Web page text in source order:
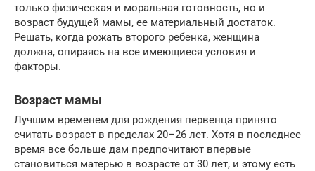
только физическая и моральная готовность, но и
возраст будущей мамы, ее материальный достаток.
Решать, когда рожать второго ребенка, женщина
должна, опираясь на все имеющиеся условия и
факторы.
Возраст мамы
Лучшим временем для рождения первенца принято
считать возраст в пределах 20–26 лет. Хотя в последнее
время все больше дам предпочитают впервые
становиться матерью в возрасте от 30 лет, и этому есть